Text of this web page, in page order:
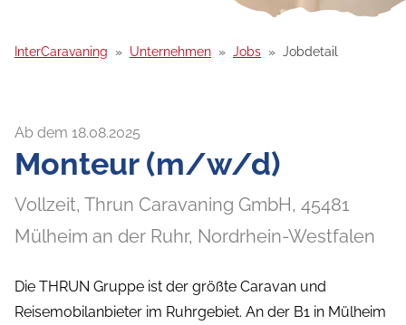
InterCaravaning Unternehmen Jobs Jobdetail
Ab dem 18.08.2025
Monteur (m/w/d)
Vollzeit, Thrun Caravaning GmbH, 45481
Mülheim an der Ruhr, Nordrhein-Westfalen
Die THRUN Gruppe ist der größte Caravan und
Reisemobilanbieter im Ruhrgebiet. An der B1 in Mülheim